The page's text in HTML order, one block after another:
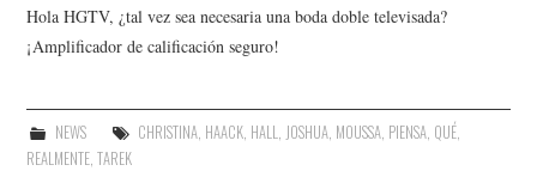
Hola HGTV, ¿tal vez sea necesaria una boda doble televisada?
¡Amplificador de calificación seguro!
NEWS CHRISTINA, HAACK, HALL JOSHUA, MOUSSA, PIENSA, QUÉ,
REALMENTE ,TAREK